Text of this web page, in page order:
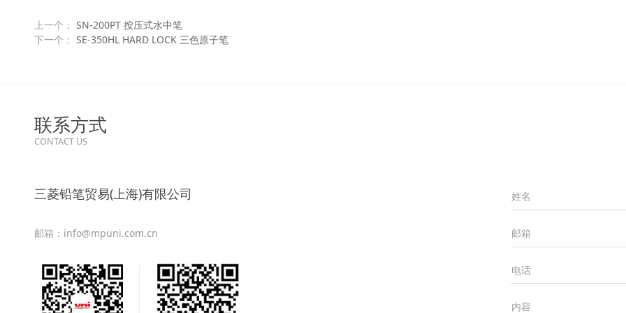
上一个： SN-200PT 按压式水中笔
下一个： SE-350HL HARD LOCK 三色原子笔
联系方式
CONTACT US
三菱铅笔贸易(上海)有限公司
邮箱：info@mpuni.com.cn
姓名
邮箱
电话
内容